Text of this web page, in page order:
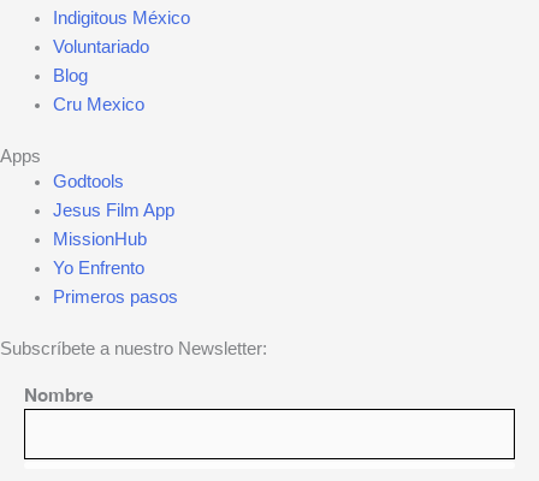
Indigitous México
Voluntariado
Blog
Cru Mexico
Apps
Godtools
Jesus Film App
MissionHub
Yo Enfrento
Primeros pasos
Subscríbete a nuestro Newsletter:
Nombre